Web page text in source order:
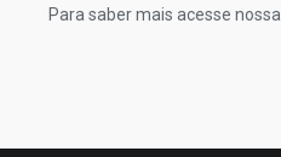
Para saber mais acesse nossa